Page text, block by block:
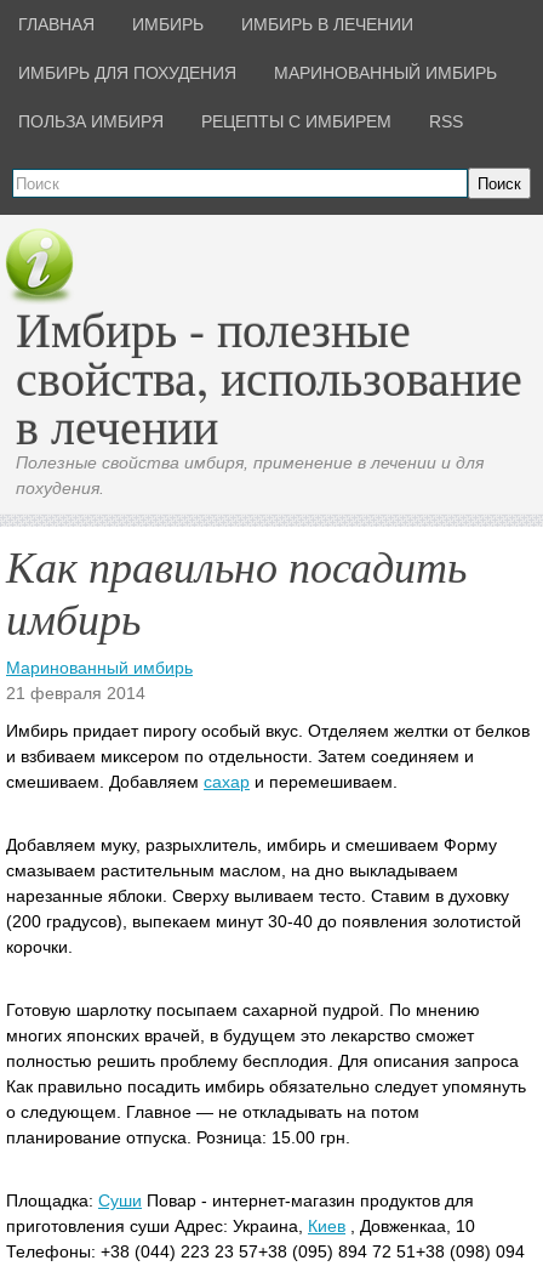
ГЛАВНАЯ ИМБИРЬ ИМБИРЬ В ЛЕЧЕНИИ
ИМБИРЬ ДЛЯ ПОХУДЕНИЯ МАРИНОВАННЫЙ ИМБИРЬ
ПОЛЬЗА ИМБИРЯ РЕЦЕПТЫ С ИМБИРЕМ RSS
Поиск
Имбирь - полезные
свойства, использование
в лечении
Полезные свойства имбиря, применение в лечении и для
похудения.
Как правильно посадить
имбирь
Маринованный имбирь
21 февраля 2014
Имбирь придает пирогу особый вкус. Отделяем желтки от белков
и взбиваем миксером по отдельности. Затем соединяем и
смешиваем. Добавляем сахар и перемешиваем.
Добавляем муку, разрыхлитель, имбирь и смешиваем Форму
смазываем растительным маслом, на дно выкладываем
нарезанные яблоки. Сверху выливаем тесто. Ставим в духовку
(200 градусов), выпекаем минут 30-40 до появления золотистой
корочки.
Готовую шарлотку посыпаем сахарной пудрой. По мнению
многих японских врачей, в будущем это лекарство сможет
полностью решить проблему бесплодия. Для описания запроса
Как правильно посадить имбирь обязательно следует упомянуть
о следующем. Главное — не откладывать на потом
планирование отпуска. Розница: 15.00 грн.
Площадка: Суши Повар - интернет-магазин продуктов для
приготовления суши Адрес: Украина, Киев , Довженкаа, 10
Телефоны: +38 (044) 223 23 57+38 (095) 894 72 51+38 (098) 094